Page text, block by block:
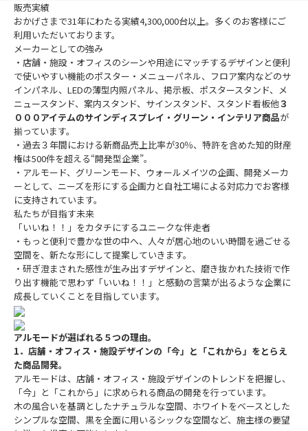
販売実績
おかげさまで31年にわたる実績4,300,000台以上。多くのお客様にご
利用いただいております。
メーカーとしての強み
・店舗・施設・オフィスのシーンや用途にマッチするデザインと便利
で使いやすい機能のポスター・メニューパネル、フロア案内などのサ
インパネル、LEDの薄型内照パネル、掲示板、ポスタースタンド、メ
ニュースタンド、案内スタンド、サインスタンド、スタンド看板他３
０００アイテムのサインディスプレイ・グリーン・インテリア商品が
揃っています。
・過去３年間における新商品売上比率が30％、特許を含めた知的財産
権は500件を超える“開発型企業”。
・アルモード、グリーンモード、ウォールメイツの企画、開発メーカ
ーとして、ニーズを形にする企画力と自社工場による対応力でお客様
に支持されています。
私たちが目指す未来
「いいね！！」をカタチにするユニークな伴走者
・もっと便利で豊かな世の中へ、人々が居心地のいい時間を過ごせる
空間を、新たな形にして提案していきます。
・研ぎ澄まされた感性が生み出すデザインと、磨き抜かれた技術で作
り出す機能で思わず「いいね！！」と感動の言葉が出るような企業に
成長していくことを目指しています。
アルモードが選ばれる５つの理由。
1．店舗・オフィス・施設デザインの「今」と「これから」をとらえ
た商品開発。
アルモードは、店舗・オフィス・施設デザインのトレンドを把握し、
「今」と「これから」に求められる商品の開発を行っています。
木の風合いを基調としたナチュラルな空間、ホワイトをベースとした
シンプルな空間、黒を全面に用いるシックな空間など、施主様の要望